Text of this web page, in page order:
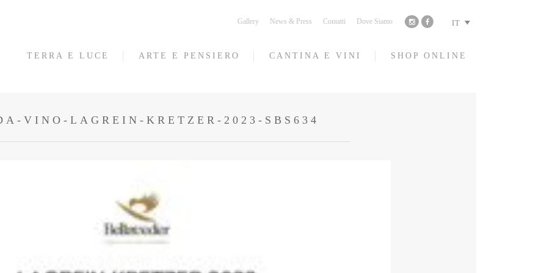
IT
Gallery News & Press Contatti Dove Siamo
TERRA E LUCE ARTE E PENSIERO CANTINA E VINI SHOP ONLINE
VINO-LAGREIN-KRETZER-2023-SBS634